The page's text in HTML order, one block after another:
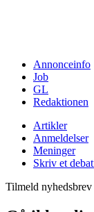
Annonceinfo
Job
GL
Redaktionen
Artikler
Anmeldelser
Meninger
Skriv et
Tilmeld nyhedsbrev